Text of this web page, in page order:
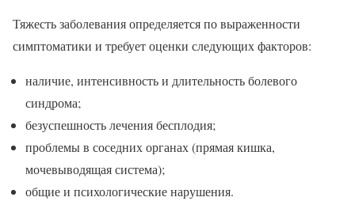
Тяжесть заболевания определяется по выраженности
симптоматики и требует оценки следующих факторов:
наличие, интенсивность и длительность болевого
синдрома;
безуспешность лечения бесплодия;
проблемы в соседних органах (прямая кишка,
мочевыводящая система);
общие и психологические нарушения.